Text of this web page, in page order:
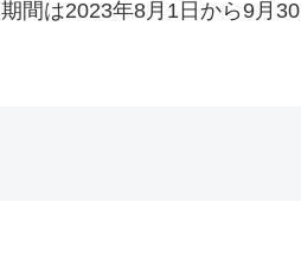
間は2023年8月1日から9月30